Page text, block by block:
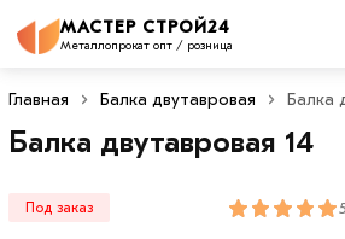
МАСТЕР СТРОЙ24
Металлопрокат опт / розница
Каталог
Главная Балка двутавровая Балка
Балка двутавровая 14
Под заказ 5